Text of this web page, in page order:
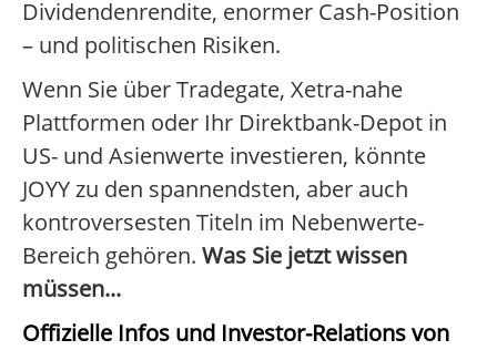
Dividendenrendite, enormer Cash-Position
– und politischen Risiken.
Wenn Sie über Tradegate, Xetra-nahe
Plattformen oder Ihr Direktbank-Depot in
US- und Asienwerte investieren, könnte
JOYY zu den spannendsten, aber auch
kontroversesten Titeln im Nebenwerte-
Bereich gehören. Was Sie jetzt wissen
müssen...
Offizielle Infos und Investor-Relations von